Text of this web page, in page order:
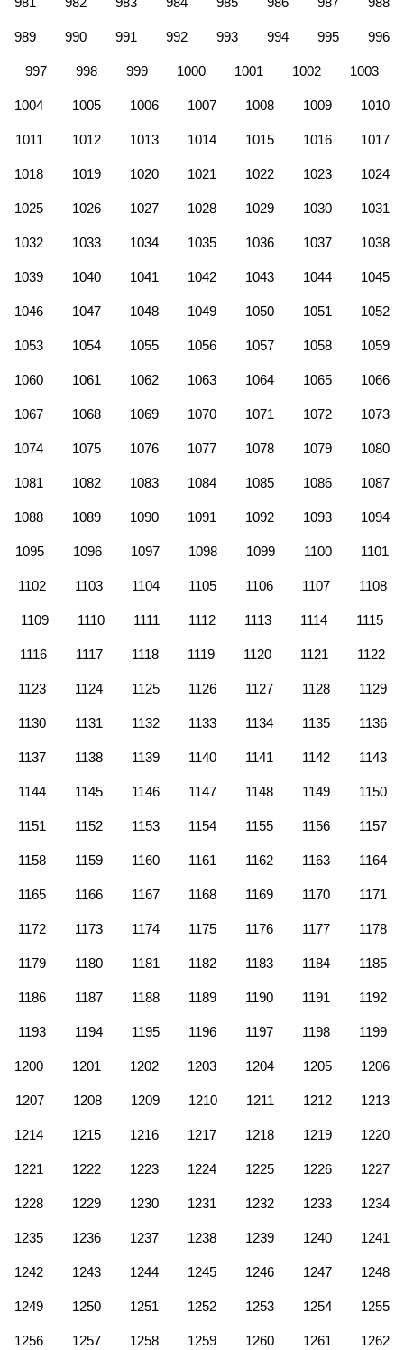
989 990 991 992 993 994 995 996
997 998 999 1000 1001 1002 1003
1004 1005 1006 1007 1008 1009 1010
1011 1012 1013 1014 1015 1016 1017
1018 1019 1020 1021 1022 1023 1024
1025 1026 1027 1028 1029 1030 1031
1032 1033 1034 1035 1036 1037 1038
1039 1040 1041 1042 1043 1044 1045
1046 1047 1048 1049 1050 1051 1052
1053 1054 1055 1056 1057 1058 1059
1060 1061 1062 1063 1064 1065 1066
1067 1068 1069 1070 1071 1072 1073
1074 1075 1076 1077 1078 1079 1080
1081 1082 1083 1084 1085 1086 1087
1088 1089 1090 1091 1092 1093 1094
1095 1096 1097 1098 1099 1100 1101
1102 1103 1104 1105 1106 1107 1108
1109 1110 1111 1112 1113 1114 1115
1116 1117 1118 1119 1120 1121 1122
1123 1124 1125 1126 1127 1128 1129
1130 1131 1132 1133 1134 1135 1136
1137 1138 1139 1140 1141 1142 1143
1144 1145 1146 1147 1148 1149 1150
1151 1152 1153 1154 1155 1156 1157
1158 1159 1160 1161 1162 1163 1164
1165 1166 1167 1168 1169 1170 1171
1172 1173 1174 1175 1176 1177 1178
1179 1180 1181 1182 1183 1184 1185
1186 1187 1188 1189 1190 1191 1192
1193 1194 1195 1196 1197 1198 1199
1200 1201 1202 1203 1204 1205 1206
1207 1208 1209 1210 1211 1212 1213
1214 1215 1216 1217 1218 1219 1220
1221 1222 1223 1224 1225 1226 1227
1228 1229 1230 1231 1232 1233 1234
1235 1236 1237 1238 1239 1240 1241
1242 1243 1244 1245 1246 1247 1248
1249 1250 1251 1252 1253 1254 1255
1256 1257 1258 1259 1260 1261 1262